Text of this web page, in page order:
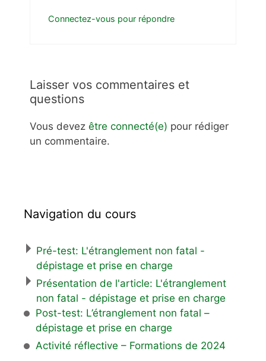
Connectez-vous pour répondre
Laisser vos commentaires et
questions
Vous devez être connecté(e) pour rédiger
un commentaire.
Navigation du cours
Pré-test: L'étranglement non fatal -
dépistage et prise en charge
Présentation de l'article: L'étranglement
non fatal - dépistage et prise en charge
Post-test: L’étranglement non fatal –
dépistage et prise en charge
Activité réflective – Formations de 2024